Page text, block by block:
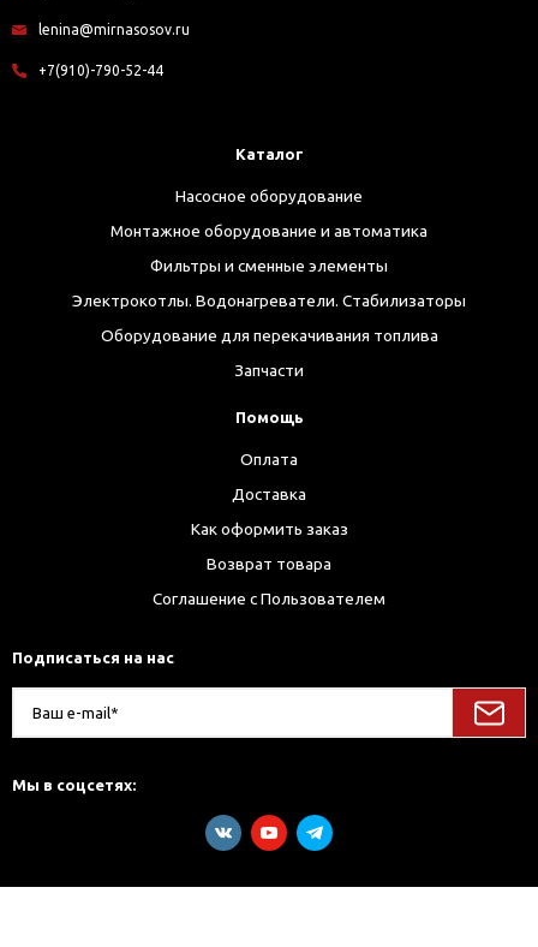
lenina@mirnasosov.ru
+7(910)-790-52-44
Каталог
Насосное оборудование
Монтажное оборудование и автоматика
Фильтры и сменные элементы
Электрокотлы. Водонагреватели. Стабилизаторы
Оборудование для перекачивания топлива
Запчасти
Помощь
Оплата
Доставка
Как оформить заказ
Возврат товара
Соглашение с Пользователем
Подписаться на нас
Мы в соцсетях: